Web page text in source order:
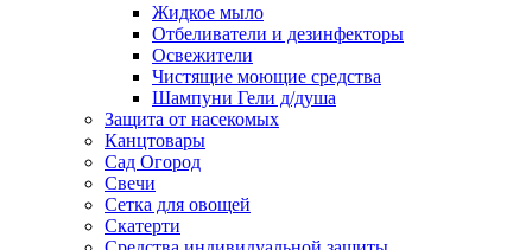
Жидкое мыло
Отбеливатели и дезинфекторы
Освежители
Чистящие моющие средства
Шампуни Гели д/душа
Защита от насекомых
Канцтовары
Сад Огород
Свечи
Сетка для овощей
Скатерти